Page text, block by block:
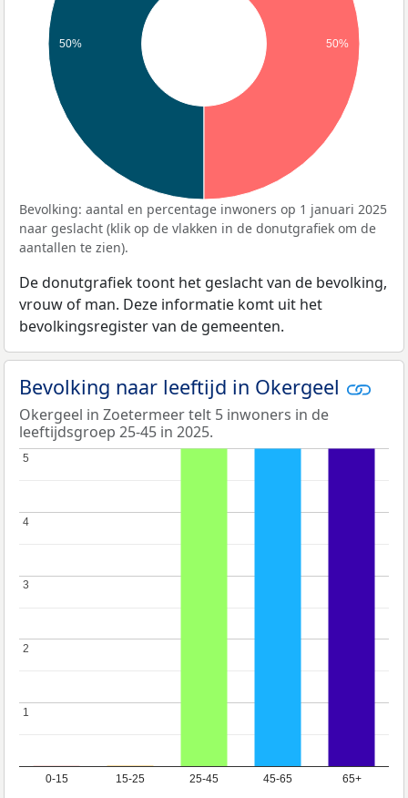
50% 50%
Bevolking: aantal en percentage inwoners op 1 januari 2025
naar geslacht (klik op de vlakken in de donutgrafiek om de
aantallen te zien).
De donutgrafiek toont het geslacht van de bevolking,
vrouw of man. Deze informatie komt uit het
bevolkingsregister van de gemeenten.
Bevolking naar leeftijd in Okergeel
Okergeel in Zoetermeer telt 5 inwoners in de
leeftijdsgroep 25-45 in 2025.
0-15 15-25 25-45 45-65 65+
1
1
2
2
3
3
4
4
5
5